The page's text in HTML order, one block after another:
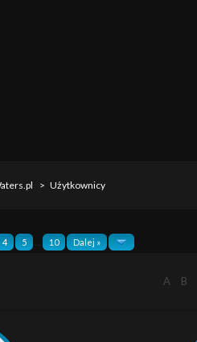
> Użytkownicy
4 5 10 Dalej »
A B